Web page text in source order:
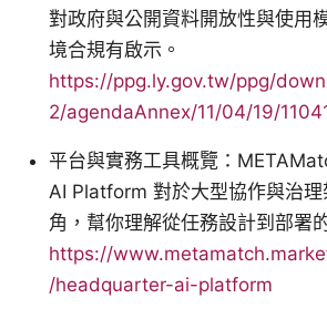
對政府與公開資料開放性與使用
境合規有啟示。
https://ppg.ly.gov.tw/ppg/
2/agendaAnnex/11/04/19/
平台與實務工具概覽：
AI Platform 對於大型協作與治理
角，幫你理解從任務設計到部署
https://
/headquarter-ai-platform